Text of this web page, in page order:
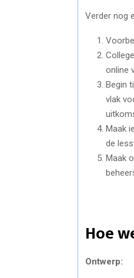
Verder nog
online
Begin
vlak
Maak
de
Maak
Hoe
Ontwerp: